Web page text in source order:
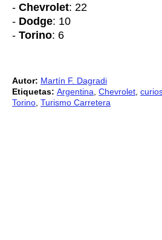
- Chevrolet: 22
- Dodge: 10
- Torino: 6
Autor: Martín F. Dagradi
Etiquetas: Argentina Chevrolet
Torino Turismo Carretera